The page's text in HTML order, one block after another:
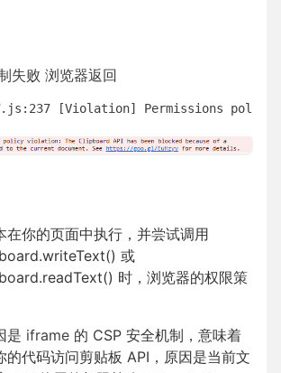
失败 浏览器返回
在你的页面中执行，并尝试调用
或
时，浏览器的权限策
是 iframe 的 CSP 安全机制，意味着
的代码访问剪贴板 API，原因是当前文